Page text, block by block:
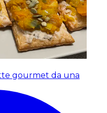
gourmet da una